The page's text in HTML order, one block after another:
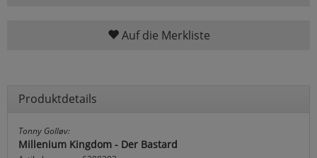
Auf die Merkliste
Produktdetails
Tonny Golløv:
Millenium Kingdom - Der Bastard